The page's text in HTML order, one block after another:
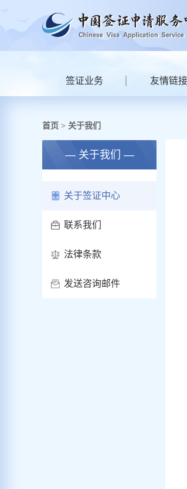
签证业务 友情链接
首页 > 关于我们
— 关于我们 —
关于签证中心
联系我们
法律条款
发送咨询邮件